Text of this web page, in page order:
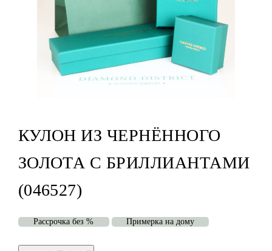
КУЛОН ИЗ ЧЕРНЁННОГО
ЗОЛОТА С БРИЛЛИАНТАМИ
(046527)
Рассрочка без % Примерка на дому